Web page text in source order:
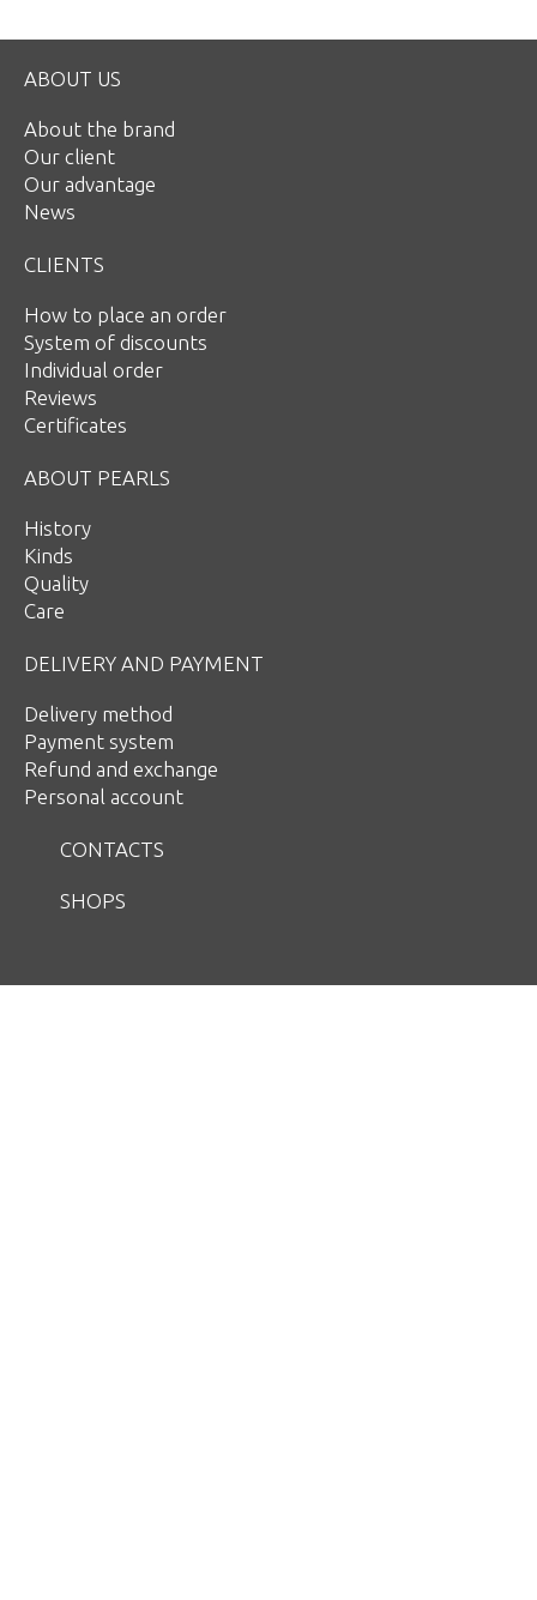
ABOUT US
About the brand
Our client
Our advantage
News
CLIENTS
How to place an order
System of discounts
Individual order
Reviews
Certificates
ABOUT PEARLS
History
Kinds
Quality
Care
DELIVERY AND PAYMENT
Delivery method
Payment system
Refund and exchange
Personal account
CONTACTS
SHOPS